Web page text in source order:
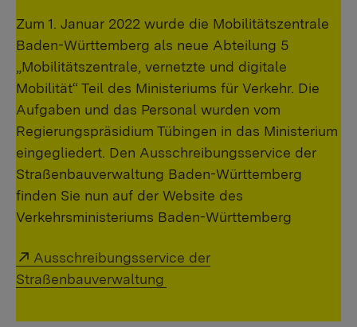
Zum 1. Januar 2022 wurde die Mobilitätszentrale
Baden-Württemberg als neue Abteilung 5
„Mobilitätszentrale, vernetzte und digitale
Mobilität“ Teil des Ministeriums für Verkehr. Die
Aufgaben und das Personal wurden vom
Regierungspräsidium Tübingen in das Ministerium
eingegliedert. Den Ausschreibungsservice der
Straßenbauverwaltung Baden-Württemberg
finden Sie nun auf der Website des
Verkehrsministeriums Baden-Württemberg
External link:
Ausschreibungsservice der
Straßenbauverwaltung